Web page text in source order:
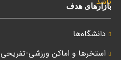
بازارهای هدف
دانشگاه‌ها
استخرها و اماکن ورزشی-تفریحی